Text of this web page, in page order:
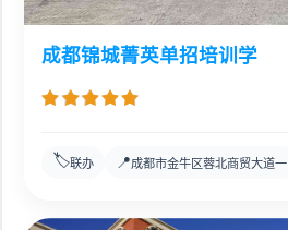
成都锦城菁英单招培训学
🏷️联办 📍成都市金牛区蓉北商贸大道一